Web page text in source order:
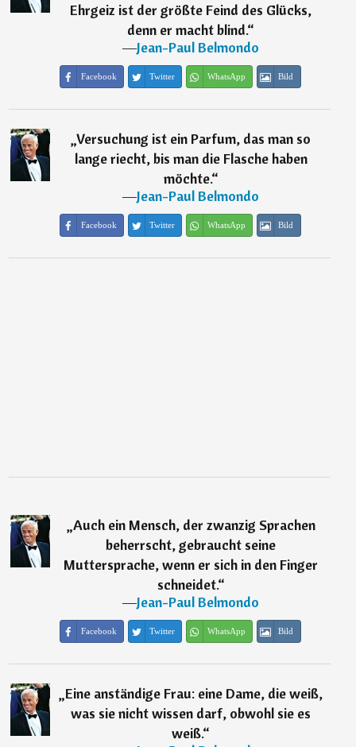
Ehrgeiz ist der größte Feind des Glücks,
denn er macht blind.“
―Jean-Paul Belmondo
Facebook Twitter WhatsApp Bild
„Versuchung ist ein Parfum, das man so
lange riecht, bis man die Flasche haben
möchte.“
―Jean-Paul Belmondo
Facebook Twitter WhatsApp Bild
„Auch ein Mensch, der zwanzig Sprachen
beherrscht, gebraucht seine
Muttersprache, wenn er sich in den Finger
schneidet.“
―Jean-Paul Belmondo
Facebook Twitter WhatsApp Bild
„Eine anständige Frau: eine Dame, die weiß,
was sie nicht wissen darf, obwohl sie es
weiß.“